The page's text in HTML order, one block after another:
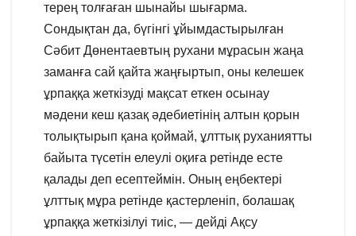
терең толғаған шынайы шығарма.
Сондықтан да, бүгінгі ұйымдастырылған
Сәбит Дөнентаевтың рухани мұрасын жаңа
заманға сай қайта жаңғыртып, оны келешек
ұрпаққа жеткізуді мақсат еткен осынау
мәдени кеш қазақ әдебиетінің алтын қорын
толықтырып қана қоймай, ұлттық руханиятты
байыта түсетін елеулі оқиға ретінде есте
қалады деп есептеймін. Оның еңбектері
ұлттық мұра ретінде қастерленіп, болашақ
ұрпаққа жеткізілуі тиіс, — дейді Ақсу